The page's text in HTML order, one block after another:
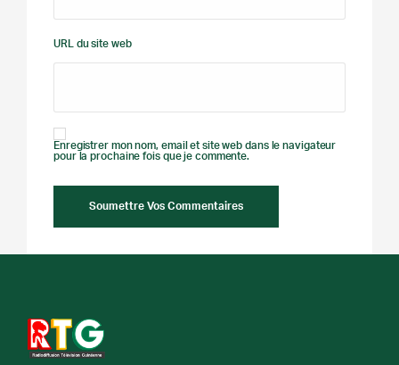
URL du site web
Enregistrer mon nom, email et site web dans le navigateur
pour la prochaine fois que je commente.